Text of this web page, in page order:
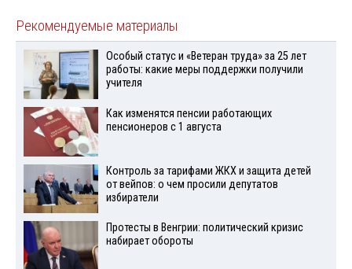
Рекомендуемые материалы
Особый статус и «Ветеран труда» за 25 лет
работы: какие меры поддержки получили
учителя
Как изменятся пенсии работающих
пенсионеров с 1 августа
Контроль за тарифами ЖКХ и защита детей
от вейпов: о чем просили депутатов
избиратели
Протесты в Венгрии: политический кризис
набирает обороты